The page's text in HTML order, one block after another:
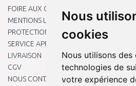
Nous
cookies
Nous utilisons
technologies de
votre expérience
FOIRE AUX QUESTIONS
MENTIONS LÉGALES
PROTECTION DES DONNÉES
SERVICE APRÈS-VENTE
LIVRAISON
CGV
NOUS CONTACTER